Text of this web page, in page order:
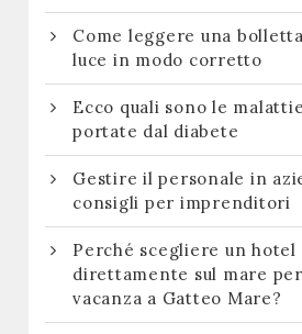
Come leggere una
luce in modo corretto
Ecco quali sono le malattie
portate dal diabete
Gestire il personale in
consigli per imprenditori
Perché scegliere un hotel
direttamente sul mare
vacanza a Gatteo Mare?